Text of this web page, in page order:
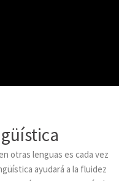
otras lenguas es cada vez
ayudará a la fluidez